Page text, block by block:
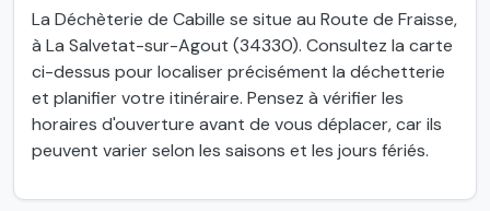
La Déchèterie de Cabille se situe au Route de Fraisse,
à La Salvetat-sur-Agout (34330). Consultez la carte
ci-dessus pour localiser précisément la déchetterie
et planifier votre itinéraire. Pensez à vérifier les
horaires d'ouverture avant de vous déplacer, car ils
peuvent varier selon les saisons et les jours fériés.